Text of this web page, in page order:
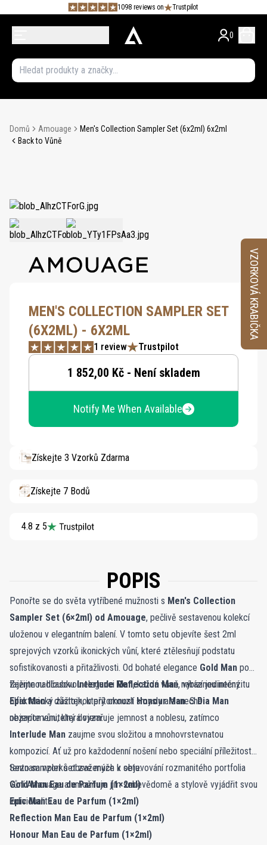
1098 reviews on Trustpilot
0
Domů Amouage
Men's Collection Sampler Set (6x2ml) 6x2ml
Back to Vůně
MEN'S COLLECTION SAMPLER SET
(6X2ML) - 6X2ML
1 review Trustpilot
1 852,00 Kč - Není skladem
Notify Me When Available
Získejte 3 Vzorků Zdarma
Získejte 7 Bodů
4.8 z 5
POPIS
Ponořte se do světa vytříbené mužnosti s Men's Collection
Sampler Set (6×2ml) od Amouage, pečlivě sestavenou kolekcí
uloženou v elegantním balení. V tomto setu objevíte šest 2ml
sprejových vzorků ikonických vůní, které ztělesňují podstatu
sofistikovanosti a přitažlivosti. Od bohaté elegance Gold Man po
tajemnou hloubkuInterlude Man, každá vůně nabízí jedinečný
olfaktorický zážitek, který okouzlí smysly a zanechá
nezapomenutelný dojem.
Zažijte nadčasovou eleganci Reflection Man, výraznou intenzitu
Epic Mana důstojnou přítomnostHonour Man. SDia Man
objevíte vůni, která vyzařuje jemnost a noblesu, zatímco
Interlude Man zaujme svou složitou a mnohovrstevnatou
kompozicí. Ať už pro každodenní nošení nebo speciální příležitosti,
tento sampler set zve muže k objevování rozmanitého portfolia
vůní Amouage a umožňuje jim sebevědomě a stylově vyjádřit svou
individualitu.
Seznam vzorků obsažených v setu:
Gold Man Eau de Parfum (1×2ml)
Epic Man Eau de Parfum (1×2ml)
Reflection Man Eau de Parfum (1×2ml)
Honour Man Eau de Parfum (1×2ml)
VZORKOVÁ KRABIČKA